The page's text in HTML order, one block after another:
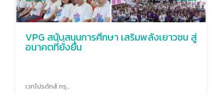
VPG สนับสนุนการศึกษา เสริมพลังเยาวชน สู่
อนาคตที่ยั่งยืน
เวทโปรดักส์ กรุ…